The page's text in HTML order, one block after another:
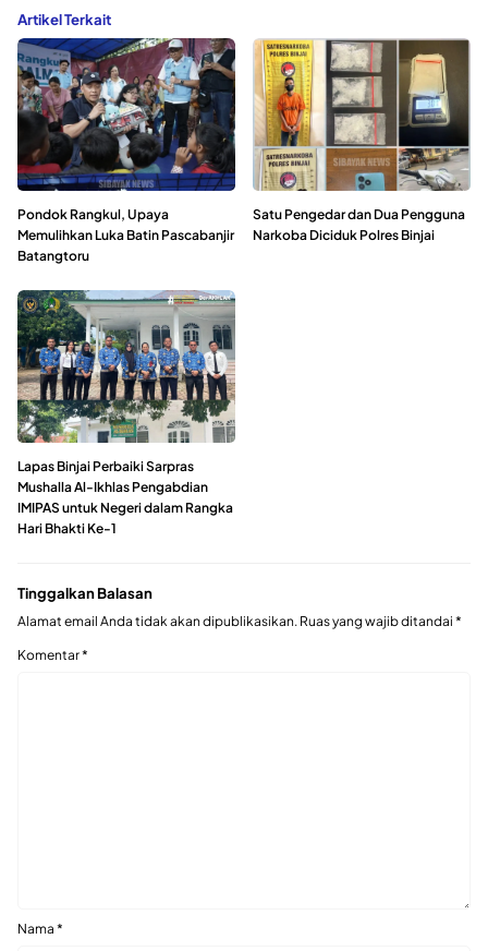
Artikel Terkait
Pondok Rangkul, Upaya
Memulihkan Luka Batin Pascabanjir
Batangtoru
Satu Pengedar dan Dua Pengguna
Narkoba Diciduk Polres Binjai
Lapas Binjai Perbaiki Sarpras
Mushalla Al-Ikhlas Pengabdian
IMIPAS untuk Negeri dalam Rangka
Hari Bhakti Ke-1
Tinggalkan Balasan
Alamat email Anda tidak akan dipublikasikan. Ruas yang wajib ditandai *
Komentar*
Nama *